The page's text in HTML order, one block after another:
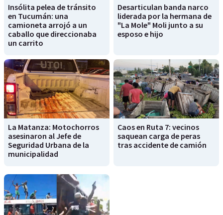
Insólita pelea de tránsito
en Tucumán: una
camioneta arrojó a un
caballo que direccionaba
un carrito
Desarticulan banda narco
liderada por la hermana de
"La Mole" Moli junto a su
esposo e hijo
La Matanza: Motochorros
asesinaron al Jefe de
Seguridad Urbana de la
municipalidad
Caos en Ruta 7: vecinos
saquean carga de peras
tras accidente de camión